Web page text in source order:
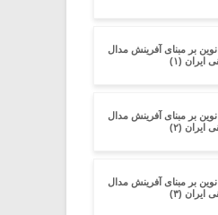
بر مبنای آفرینش مدال
ایران (۱)
بر مبنای آفرینش مدال
ایران (۲)
بر مبنای آفرینش مدال
ایران (۳)